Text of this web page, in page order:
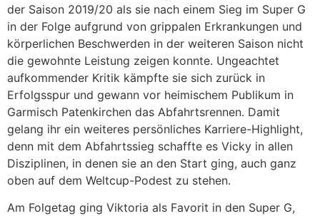
der Saison 2019/20 als sie nach einem Sieg im Super G
in der Folge aufgrund von grippalen Erkrankungen und
körperlichen Beschwerden in der weiteren Saison nicht
die gewohnte Leistung zeigen konnte. Ungeachtet
aufkommender Kritik kämpfte sie sich zurück in
Erfolgsspur und gewann vor heimischem Publikum in
Garmisch Patenkirchen das Abfahrtsrennen. Damit
gelang ihr ein weiteres persönliches Karriere-Highlight,
denn mit dem Abfahrtssieg schaffte es Vicky in allen
Disziplinen, in denen sie an den Start ging, auch ganz
oben auf dem Weltcup-Podest zu stehen.
Am Folgetag ging Viktoria als Favorit in den Super G,